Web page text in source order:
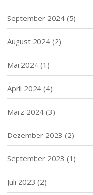
September 2024 (5)
August 2024 (2)
Mai 2024 (1)
April 2024 (4)
März 2024 (3)
Dezember 2023 (2)
September 2023 (1)
Juli 2023 (2)